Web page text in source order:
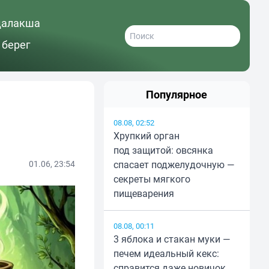
01.06, 23:54
Популярное
08.08, 02:52
Хрупкий орган
под защитой: овсянка
спасает поджелудочную —
секреты мягкого
пищеварения
08.08, 00:11
3 яблока и стакан муки —
печем идеальный кекс: